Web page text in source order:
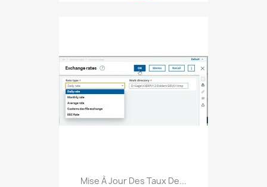
Mise À Jour Des Taux De...